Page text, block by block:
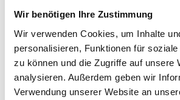
Wir benötigen Ihre Zustimmung
Wir verwenden Cookies, um Inhalte
personalisieren, Funktionen für
zu können und die Zugriffe auf unsere
analysieren. Außerdem geben wir
Verwendung unserer Website an